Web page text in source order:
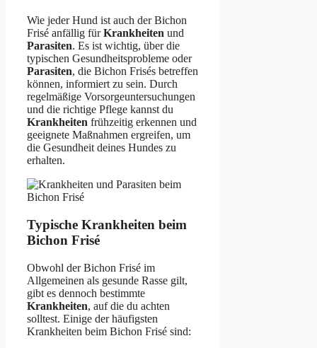
Wie jeder Hund ist auch der Bichon
Frisé anfällig fürKrankheiten und
Parasiten. Es ist wichtig, über die
typischen Gesundheitsprobleme oder
Parasiten, die Bichon Frisés betreffen
können, informiert zu sein. Durch
regelmäßige Vorsorgeuntersuchungen
und die richtige Pflege kannst du
Krankheiten frühzeitig erkennen und
geeignete Maßnahmen ergreifen, um
die Gesundheit deines Hundes zu
erhalten.
Typische Krankheiten beim
Bichon Frisé
Obwohl der Bichon Frisé im
Allgemeinen als gesunde Rasse gilt,
gibt es dennoch bestimmte
Krankheiten, auf die du achten
solltest. Einige der häufigsten
Krankheiten beim Bichon Frisé sind: